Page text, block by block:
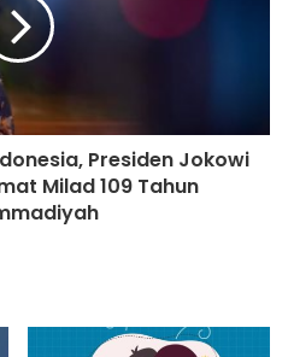
Presiden Jokowi
Milad 109 Tahun